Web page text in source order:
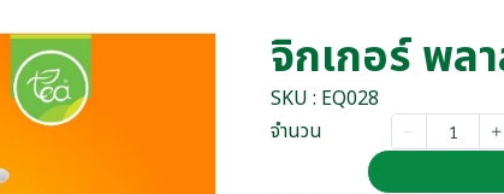
จิกเกอร์ พล
SKU : EQ028
จำนวน